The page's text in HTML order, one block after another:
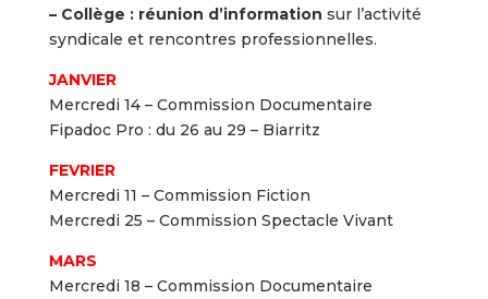
– Collège : réunion d’information sur l’activité
syndicale et rencontres professionnelles.
JANVIER
Mercredi 14 – Commission Documentaire
Fipadoc Pro : du 26 au 29 – Biarritz
FEVRIER
Mercredi 11 – Commission Fiction
Mercredi 25 – Commission Spectacle Vivant
MARS
Mercredi 18 – Commission Documentaire